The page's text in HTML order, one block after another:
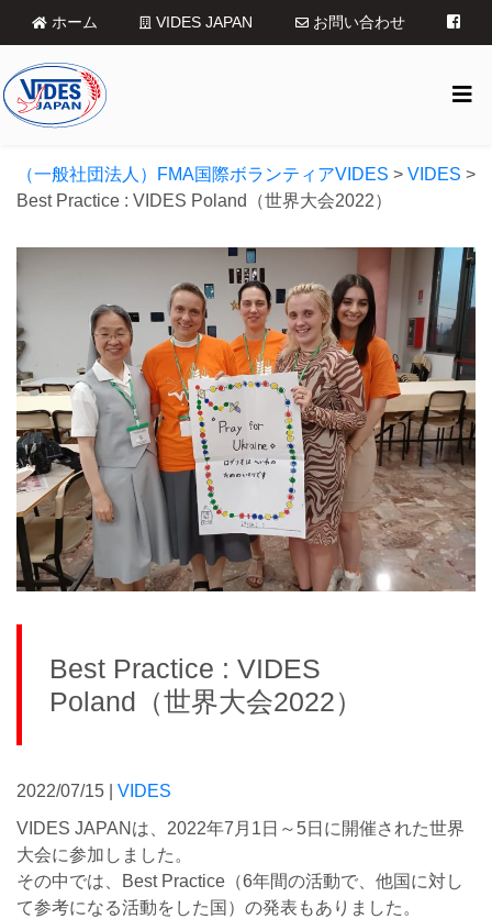
ホーム VIDES JAPAN お問い合わせ
（一般社団法人）FMA国際ボランティアVIDES > VIDES >
Best Practice : VIDES Poland（世界大会2022）
Best Practice : VIDES
Poland（世界大会2022）
2022/07/15 | VIDES
VIDES JAPANは、2022年7月1日～5日に開催された世界
大会に参加しました。
その中では、Best Practice（6年間の活動で、他国に対し
て参考になる活動をした国）の発表もありました。